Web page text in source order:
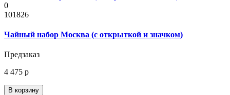
0
101826
Чайный набор Москва (с открыткой и значком)
Предзаказ
4 475 р
В корзину